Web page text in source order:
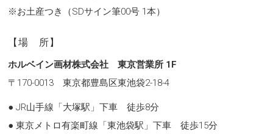
※お土産つき（SDサイン筆00号 1本）
【場 所】
ホルベイン画材株式会社 東京営業所 1F
〒170-0013 東京都豊島区東池袋2-18-4
● JR山手線「大塚駅」下車 徒歩8分
● 東京メトロ有楽町線「東池袋駅」下車 徒歩15分